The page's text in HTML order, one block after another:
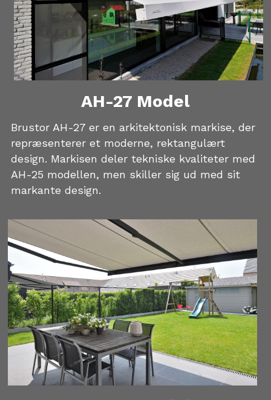
AH-27 Model
Brustor AH-27 er en arkitektonisk markise, der
repræsenterer et moderne, rektangulært
design. Markisen deler tekniske kvaliteter med
AH-25 modellen, men skiller sig ud med sit
markante design.